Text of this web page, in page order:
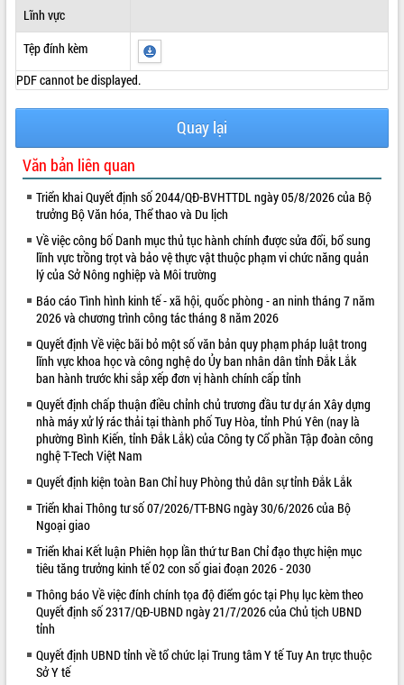
VIDEO
Khám bệnh, cấp phát thuốc miễn phí
và tặng quà người dân xã Cư Pui
Hội nghị UBND tỉnh Đắk Lắk thường kỳ
tháng 7/2026
Lễ truy tặng danh hiệu “Bà Mẹ Việt
Nam Anh hùng” và trao Huân chương
Lao động
UBND tỉnh Đắk Lắk triển khai nhiệm
Kỳ họp thứ Hai, Hội đồng nhân dân
ALBUM ẢNH
Lĩnh vực
Tệp đính kèm
PDF cannot be displayed.
Quay lại
Văn bản liên quan
Triển khai Quyết định số 2044/QĐ-BVHTTDL ngày 05/8/2026 của Bộ
trưởng Bộ Văn hóa, Thể thao và Du lịch
Về việc công bố Danh mục thủ tục hành chính được sửa đổi, bổ sung
lĩnh vực trồng trọt và bảo vệ thực vật thuộc phạm vi chức năng quản
lý của Sở Nông nghiệp và Môi trường
Báo cáo Tình hình kinh tế - xã hội, quốc phòng - an ninh tháng 7 năm
2026 và chương trình công tác tháng 8 năm 2026
Quyết định Về việc bãi bỏ một số văn bản quy phạm pháp luật trong
lĩnh vực khoa học và công nghệ do Ủy ban nhân dân tỉnh Đắk Lắk
ban hành trước khi sắp xếp đơn vị hành chính cấp tỉnh
Quyết định chấp thuận điều chỉnh chủ trương đầu tư dự án Xây dựng
nhà máy xử lý rác thải tại thành phố Tuy Hòa, tỉnh Phú Yên (nay là
phường Bình Kiến, tỉnh Đắk Lắk) của Công ty Cổ phần Tập đoàn công
nghệ T-Tech Việt Nam
Quyết định kiện toàn Ban Chỉ huy Phòng thủ dân sự tỉnh Đắk Lắk
Triển khai Thông tư số 07/2026/TT-BNG ngày 30/6/2026 của Bộ
Ngoại giao
Triển khai Kết luận Phiên họp lần thứ tư Ban Chỉ đạo thực hiện mục
tiêu tăng trưởng kinh tế 02 con số giai đoạn 2026 - 2030
Thông báo Về việc đính chính tọa độ điểm góc tại Phụ lục kèm theo
Quyết định số 2317/QĐ-UBND ngày 21/7/2026 của Chủ tịch UBND
tỉnh
Quyết định UBND tỉnh về tổ chức lại Trung tâm Y tế Tuy An trực thuộc
Sở Y tế